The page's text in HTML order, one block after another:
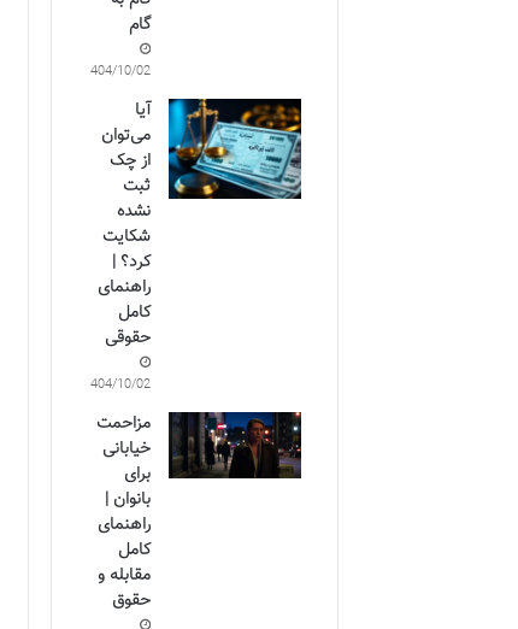
گام
1404/10/02
آیا
می‌توان
از چک
ثبت
نشده
شکایت
کرد؟ |
راهنمای
کامل
حقوقی
1404/10/02
مزاحمت
خیابانی
برای
بانوان |
راهنمای
کامل
مقابله و
حقوق